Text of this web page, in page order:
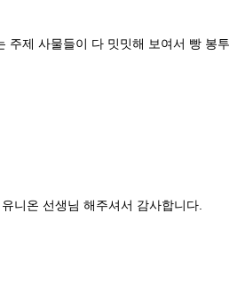
주제 사물들이 다 밋밋해 보여서 빵 봉투
니온 선생님 해주셔서 감사합니다.